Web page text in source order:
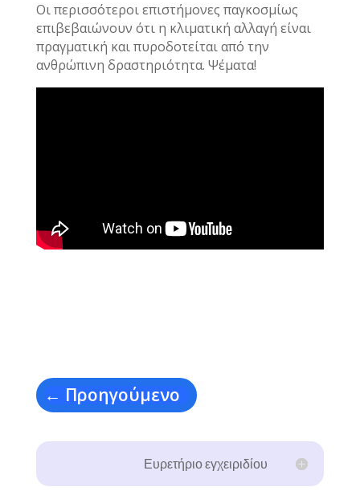
Οι περισσότεροι επιστήμονες παγκοσμίως
επιβεβαιώνουν ότι η κλιματική αλλαγή είναι
πραγματική και πυροδοτείται από την
ανθρώπινη δραστηριότητα. Ψέματα!
← Προηγούμενο
Ευρετήριο εγχειριδίου